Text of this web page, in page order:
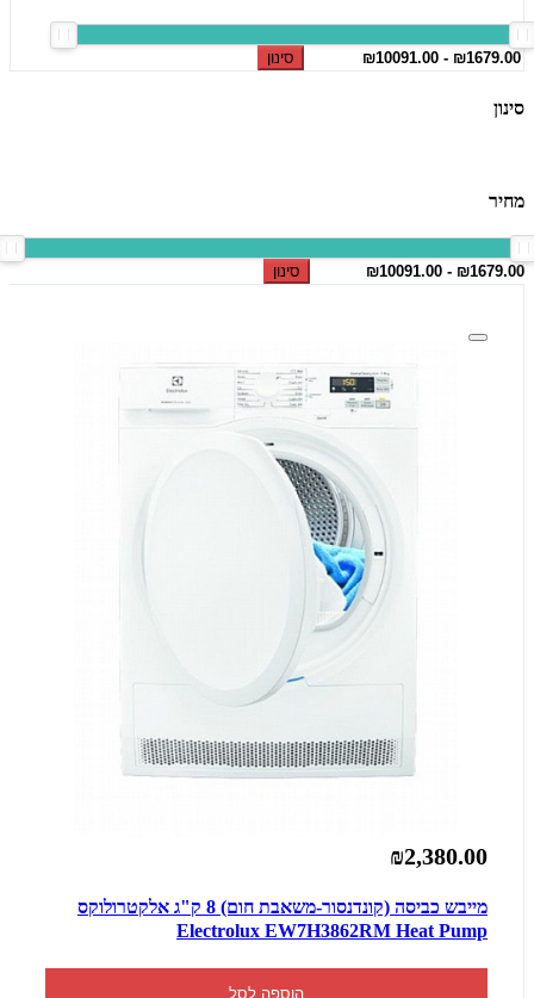
סינון
סינון
מחיר
סינון
₪2,380.00
מייבש כביסה (קונדנסור-משאבת חום) 8 ק"ג אלקטרולוקס
Electrolux EW7H3862RM Heat Pump
הוספה לסל